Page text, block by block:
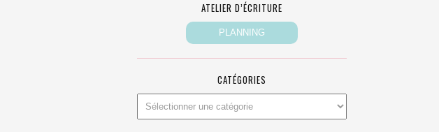
ATELIER D’ÉCRITURE
CATÉGORIES